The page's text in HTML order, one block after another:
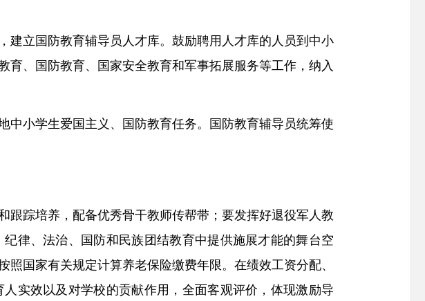
建立国防教育辅导员人才库。鼓励聘用人才库的人员到中小
、国防教育、国家安全教育和军事拓展服务等工作，纳入
小学生爱国主义、国防教育任务。
国防教育辅导员统筹使
跟踪培养，配备优秀骨干教师传帮带；要发挥好退役军人教
律、法治、国防和民族团结教育中提供施展才能的舞台空
国家有关规定计算养老保险缴费年限。在绩效工资分配、
实效以及对学校的贡献作用，全面客观评价，体现激励导